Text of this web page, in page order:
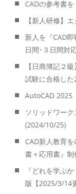
CADの参考書
【新人研修】
新人を『CAD
日間･３日間対応
【日商簿記２
試験に合格した
AutoCAD 2025
ソリッドワーク
(2024/10/25)
CAD新人教育
書＋応用書』制
『どれを学ぶ
版【2025/3/14